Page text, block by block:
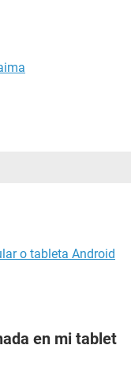
o tableta Android
en mi tablet